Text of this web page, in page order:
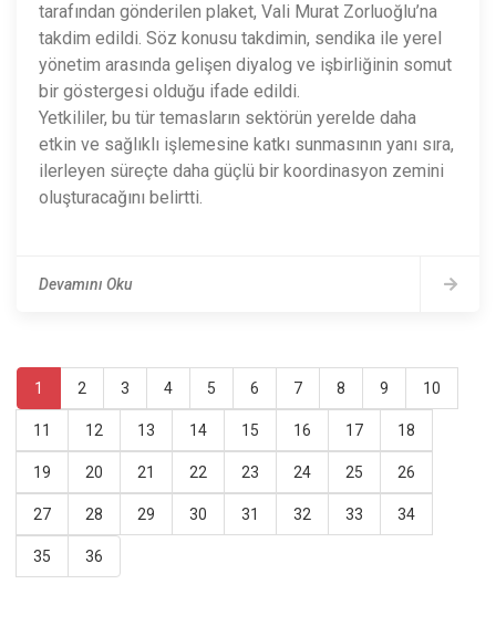
tarafından gönderilen plaket, Vali Murat Zorluoğlu’na
takdim edildi. Söz konusu takdimin, sendika ile yerel
yönetim arasında gelişen diyalog ve işbirliğinin somut
bir göstergesi olduğu ifade edildi.
Yetkililer, bu tür temasların sektörün yerelde daha
etkin ve sağlıklı işlemesine katkı sunmasının yanı sıra,
ilerleyen süreçte daha güçlü bir koordinasyon zemini
oluşturacağını belirtti.
Devamını Oku
1 2 3 4 5 6 7 8 9 10
11 12 13 14 15 16 17 18
19 20 21 22 23 24 25 26
27 28 29 30 31 32 33 34
35 36